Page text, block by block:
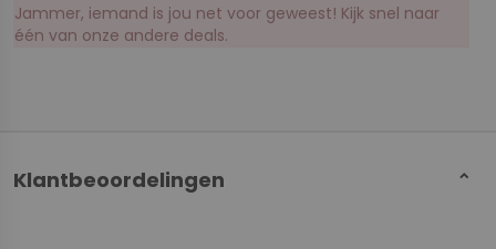
Jammer, iemand is jou net voor geweest! Kijk snel naar
één van onze andere deals.
Klantbeoordelingen